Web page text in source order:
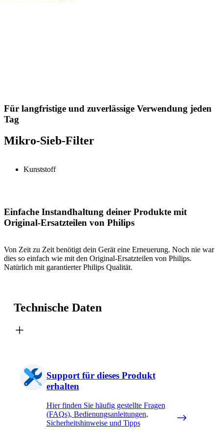
Für langfristige und zuverlässige Verwendung jeden
Tag
Mikro-Sieb-Filter
Kunststoff
Einfache Instandhaltung deiner Produkte mit
Original-Ersatzteilen von Philips
Von Zeit zu Zeit benötigt dein Gerät eine Erneuerung. Noch nie war
dies so einfach wie mit den Original-Ersatzteilen von Philips.
Natürlich mit garantierter Philips Qualität.
Technische Daten
Support für dieses Produkt
erhalten
Hier finden Sie häufig gestellte Fragen
(FAQs), Bedienungsanleitungen,
Sicherheitshinweise und Tipps